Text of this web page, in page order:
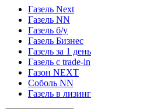
Газель Next
Газель NN
Газель б/у
Газель Бизнес
Газель за 1 день
Газель с trade-in
Газон NEXT
Соболь NN
Газель в лизинг